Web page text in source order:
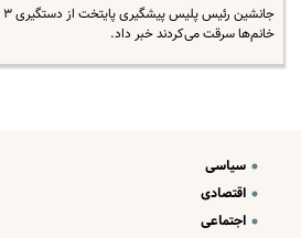
خانم‌ها سرقت می‌کردند خبر داد.
سیاسی
اقتصادی
اجتماعی